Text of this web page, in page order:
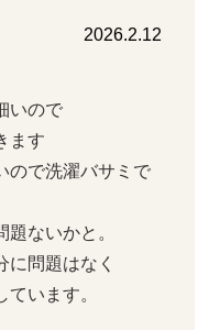
2026.2.12
いので
ます
ので洗濯バサミで
ないかと。
に問題はなく
います。